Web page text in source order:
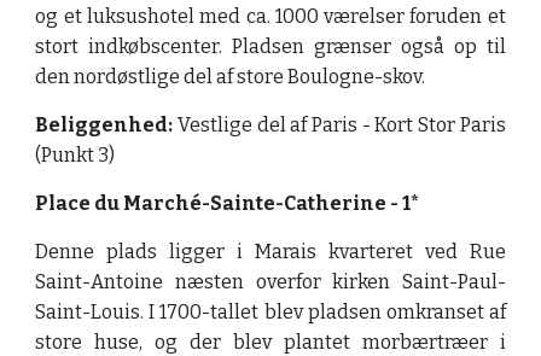
og et luksushotel med ca. 1000 værelser foruden et
stort indkøbscenter. Pladsen grænser også op til
den nordøstlige del af store Boulogne-skov.
Beliggenhed:Vestlige del af Paris - Kort Stor Paris
(Punkt 3)
Place du Marché-Sainte-Catherine - 1*
Denne plads ligger i Marais kvarteret ved Rue
Saint-Antoine næsten overfor kirken Saint-Paul-
Saint-Louis. I 1700-tallet blev pladsen omkranset af
store huse, og der blev plantet morbærtræer i